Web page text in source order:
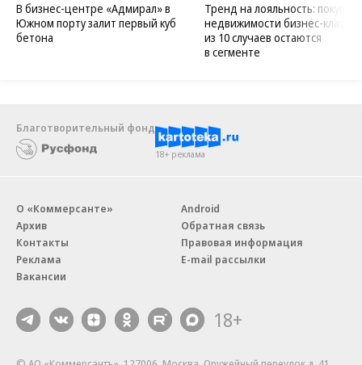
В бизнес-центре «Адмирал» в
Южном порту залит первый куб
бетона
Тренд на лояльность:
недвижимости бизнес-класса
из 10 случаев остаются
в сегменте
Благотворительный фонд
18+ реклама
О «Коммерсанте»
Архив
Контакты
Реклама
Вакансии
Android
Обратная связь
Правовая информация
E-mail рассылки
18+